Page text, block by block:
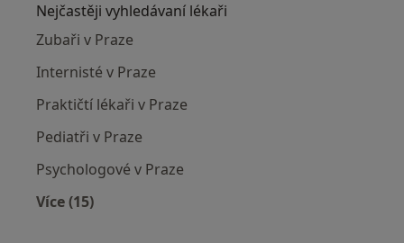
Nejčastěji vyhledávaní lékaři
Zubaři v Praze
Internisté v Praze
Praktičtí lékaři v Praze
Pediatři v Praze
Psychologové v Praze
Více (15)